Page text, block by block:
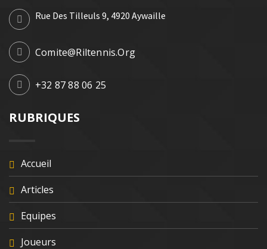
Rue Des Tilleuls 9, 4920 Aywaille
Comite@riltennis.org
+32 87 88 06 25
RUBRIQUES
Accueil
Articles
Equipes
Joueurs